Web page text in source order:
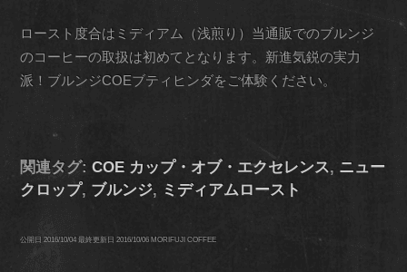
ロースト度合はミディアム（浅煎り）当通販でのブルンジ
のコーヒーの取扱は初めてとなります。新進気鋭の実力
派！ブルンジCOEブティヒンダをご体験ください。
関連タグ:COE カップ・オブ・エクセレンス, ニュー
クロップ, ブルンジ, ミディアムロースト
公開日2016/10/04 最終更新日2016/10/06 MORIFUJI COFFEE